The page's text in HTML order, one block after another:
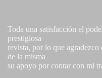
Toda una satisfacción el
prestigiosa
revista, por lo que agradezco
de la misma
su apoyo por contar con mi